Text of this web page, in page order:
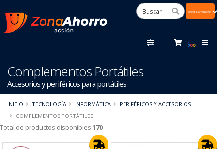
Complementos Portátiles
Accesorios y periféricos para portátiles
INICIO TECNOLOGÍA INFORMÁTICA
PERIFÉRICOS Y ACCESORIOS
COMPLEMENTOS PORTÁTILES
Total de productos disponibles 170